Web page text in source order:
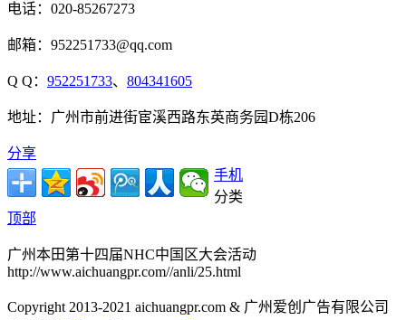
电话：020-85267273
邮箱：952251733@qq.com
Q Q： 952251733、 804341605
地址：广州市前进街宦溪西路东英商务园D栋206
分享
手机
分类
顶部
广州本田第十四届NHC中国区大会活动
http://www.aichuangpr.com//anli/25.html
Copyright 2013-2021 aichuangpr.com & 广州爱创广告有限公司